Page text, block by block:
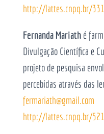
http://lattes.cnpq.br/
Fernanda Mariath é
Divulgação Científica e
projeto de pesquisa
percebidas através das
fermariath@gmail.com
http://lattes.cnpq.br/